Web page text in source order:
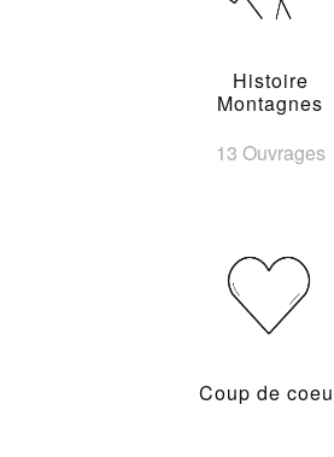
Histoire
Montagnes
13 Ouvrages
Coup de